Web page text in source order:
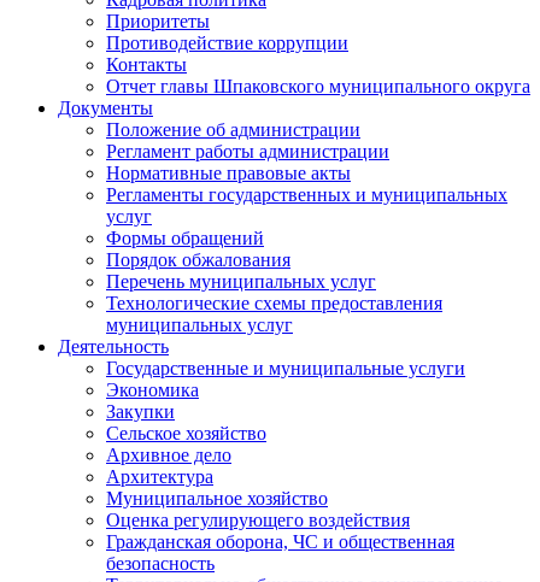
Приоритеты
Противодействие коррупции
Контакты
Отчет главы Шпаковского муниципального округа
Документы
Положение об администрации
Регламент работы администрации
Нормативные правовые акты
Регламенты государственных и муниципальных
услуг
Формы обращений
Порядок обжалования
Перечень муниципальных услуг
Технологические схемы предоставления
муниципальных услуг
Деятельность
Государственные и муниципальные услуги
Экономика
Закупки
Сельское хозяйство
Архивное дело
Архитектура
Муниципальное хозяйство
Оценка регулирующего воздействия
Гражданская оборона, ЧС и общественная
безопасность